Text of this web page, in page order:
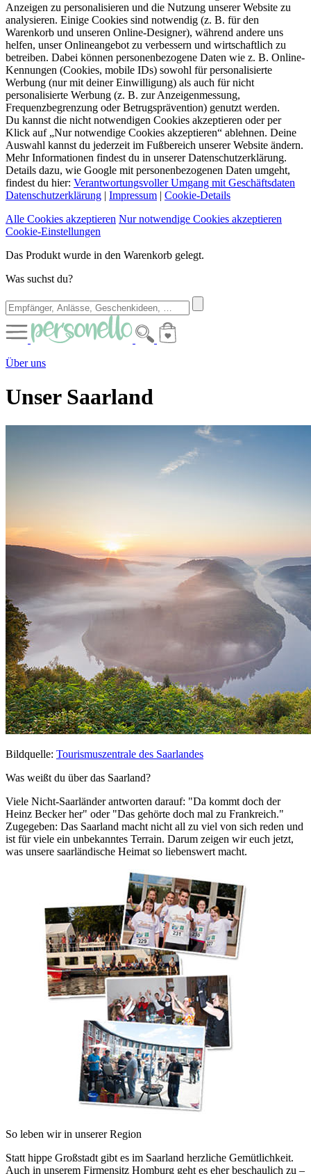
Anzeigen zu personalisieren und die Nutzung unserer Website zu
analysieren. Einige Cookies sind notwendig (z. B. für den
Warenkorb und unseren Online-Designer), während andere uns
helfen, unser Onlineangebot zu verbessern und wirtschaftlich zu
betreiben. Dabei können personenbezogene Daten wie z. B. Online-
Kennungen (Cookies, mobile IDs) sowohl für personalisierte
Werbung (nur mit deiner Einwilligung) als auch für nicht
personalisierte Werbung (z. B. zur Anzeigenmessung,
Frequenzbegrenzung oder Betrugsprävention) genutzt werden.
Du kannst die nicht notwendigen Cookies akzeptieren oder per
Klick auf „Nur notwendige Cookies akzeptieren“ ablehnen. Deine
Auswahl kannst du jederzeit im Fußbereich unserer Website ändern.
Mehr Informationen findest du in unserer Datenschutzerklärung.
Details dazu, wie Google mit personenbezogenen Daten umgeht,
findest du hier: Verantwortungsvoller Umgang mit Geschäftsdaten
Datenschutzerklärung | Impressum | Cookie-Details
Alle Cookies akzeptieren Nur notwendige Cookies akzeptieren
Cookie-Einstellungen
Das Produkt wurde in den Warenkorb gelegt.
Was suchst du?
Über uns
Unser Saarland
Bildquelle: Tourismuszentrale des Saarlandes
Was weißt du über das Saarland?
Viele Nicht-Saarländer antworten darauf: "Da kommt doch der
Heinz Becker her" oder "Das gehörte doch mal zu Frankreich."
Zugegeben: Das Saarland macht nicht all zu viel von sich reden und
ist für viele ein unbekanntes Terrain. Darum zeigen wir euch jetzt,
was unsere saarländische Heimat so liebenswert macht.
So leben wir in unserer Region
Statt hippe Großstadt gibt es im Saarland herzliche Gemütlichkeit.
Auch in unserem Firmensitz Homburg geht es eher beschaulich zu –